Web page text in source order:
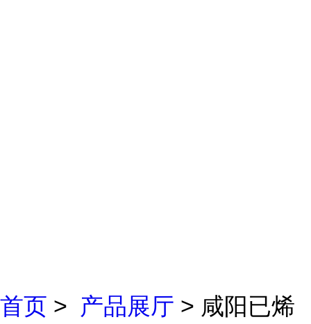
首页 > 产品展厅 > 咸阳已烯